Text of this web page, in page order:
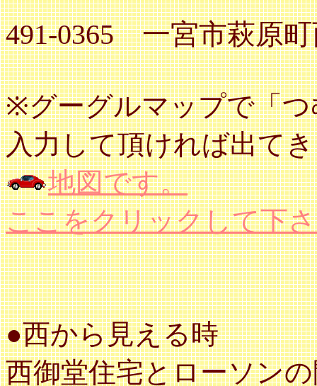
491-0365 一宮市萩原
※グーグルマップで「
入力して頂ければ出て
地図です。
ここをクリックして下
●西から見える時
西御堂住宅とローソン